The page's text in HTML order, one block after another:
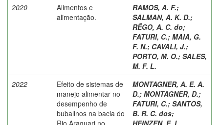
2020
Alimentos e
alimentação.
RAMOS, A. F.;
SALMAN, A. K. D.;
RÊGO, A. C. do;
FATURI, C.; MAIA, G.
F. N.; CAVALI, J.;
PORTO, M. O.; SALES,
M. F. L.
2022
Efeito de sistemas de
manejo alimentar no
desempenho de
bubalinos na bacia do
Rio Araguari no
MONTAGNER, A. E. A.
D.; MONTAGNER, D.;
FATURI, C.; SANTOS,
B. R. C. dos;
HEINZEN, E. L.